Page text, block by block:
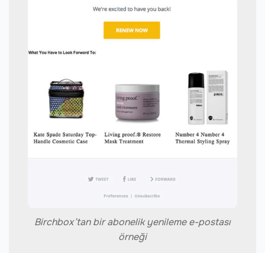
Birchbox’tan bir abonelik yenileme e-postası
örneği